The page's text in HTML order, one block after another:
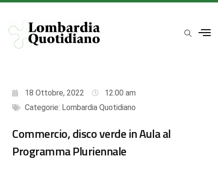
18 Ottobre, 2022
12:00 am
Categorie: Lombardia Quotidiano
Commercio, disco verde in Aula al
Programma Pluriennale